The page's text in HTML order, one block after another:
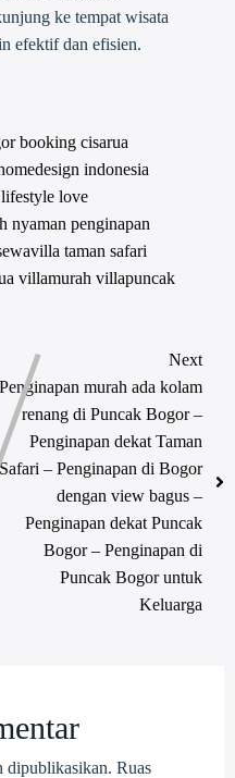
ke tempat wisata
efektif dan efisien.
booking cisarua
indonesia
lifestyle love
nyaman penginapan
taman safari
villamurah villapuncak
Next
Penginapan murah ada kolam
renang di Puncak Bogor –
Penginapan dekat Taman
Safari – Penginapan di Bogor
dengan view bagus –
Penginapan dekat Puncak
Bogor – Penginapan di
Puncak Bogor untuk
Keluarga
dipublikasikan. Ruas